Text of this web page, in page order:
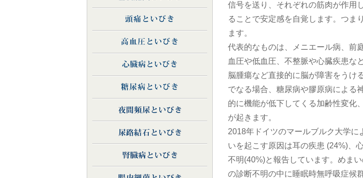
信号を送り、それぞれの筋肉が作用
ることで安定感を自覚します。つま
ます。
代表的なものは、メニエール病、前
血圧や低血圧、不整脈や心臓疾患な
脳腫瘍など直接的に脳が障害をうけ
でなる場合、糖尿病や膠原病による
的に機能が低下してくる加齢性変化
が起きます。
2018年ドイツのマールブルク大学に
いを起こす原因は耳の疾患 (24%)、
不明(40%)と報告しています。めま
の診断不明の中に睡眠時無呼吸症候